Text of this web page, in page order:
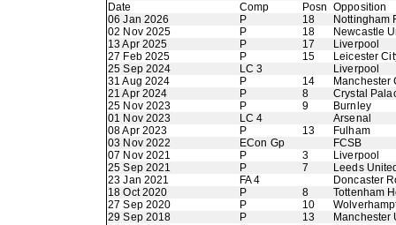
Date Comp Posn Opposition
06 Jan 2026
P 18
Nottingham
02 Nov 2025
P 18
Newcastle
13 Apr 2025
P 17
Liverpool
27 Feb 2025
P 15
Leicester
25 Sep 2024
LC 3
Liverpool
31 Aug 2024
P 14
Manchester
21 Apr 2024
P 8
Crystal
25 Nov 2023
P 9
Burnley
01 Nov 2023
LC 4
Arsenal
08 Apr 2023
P 13
Fulham
03 Nov 2022
ECon Gp
FCSB
07 Nov 2021
P 3
Liverpool
25 Sep 2021
P 7
Leeds
23 Jan 2021
FA 4
Doncaster
18 Oct 2020
P 8
Tottenham
27 Sep 2020
P 10
29 Sep 2018
P 13
Manchester